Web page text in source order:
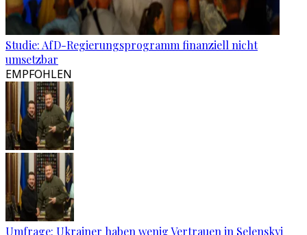
Studie: AfD-Regierungsprogramm finanziell nicht
umsetzbar
EMPFOHLEN
Umfrage: Ukrainer haben wenig Vertrauen in Selenskyj